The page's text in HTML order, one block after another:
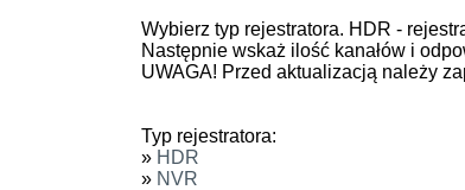
Wybierz typ rejestratora. HDR -
Następnie wskaż ilość kanałów i
UWAGA! Przed aktualizacją należy
Typ rejestratora:
» HDR
» NVR